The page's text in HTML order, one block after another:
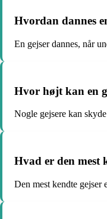
Hvordan dannes
En gejser dannes, når
Hvor højt kan en
Nogle gejsere kan
Hvad er den mest
Den mest kendte